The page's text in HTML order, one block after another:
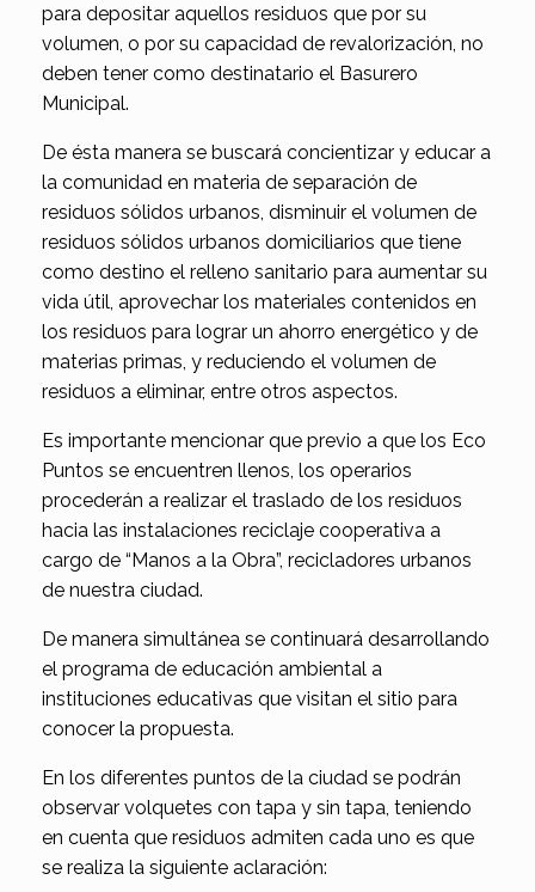
para depositar aquellos residuos que por su
volumen, o por su capacidad de revalorización, no
deben tener como destinatario el Basurero
Municipal.
De ésta manera se buscará concientizar y educar a
la comunidad en materia de separación de
residuos sólidos urbanos, disminuir el volumen de
residuos sólidos urbanos domiciliarios que tiene
como destino el relleno sanitario para aumentar su
vida útil, aprovechar los materiales contenidos en
los residuos para lograr un ahorro energético y de
materias primas, y reduciendo el volumen de
residuos a eliminar, entre otros aspectos.
Es importante mencionar que previo a que los Eco
Puntos se encuentren llenos, los operarios
procederán a realizar el traslado de los residuos
hacia las instalaciones reciclaje cooperativa a
cargo de “Manos a la Obra”, recicladores urbanos
de nuestra ciudad.
De manera simultánea se continuará desarrollando
el programa de educación ambiental a
instituciones educativas que visitan el sitio para
conocer la propuesta.
En los diferentes puntos de la ciudad se podrán
observar volquetes con tapa y sin tapa, teniendo
en cuenta que residuos admiten cada uno es que
se realiza la siguiente aclaración: